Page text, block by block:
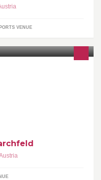
VENUE